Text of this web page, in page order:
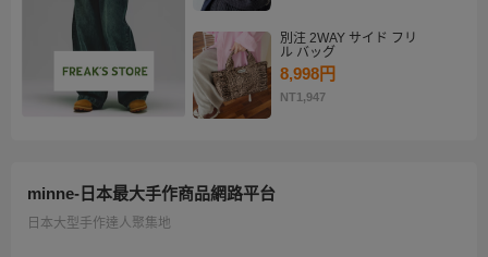
別注 2WAY サイド フリ
ル バッグ
8,998円
NT1,947
minne-日本最大手作商品網路平台
日本大型手作達人聚集地